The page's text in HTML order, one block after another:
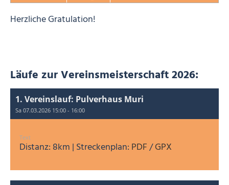
Herzliche Gratulation!
Läufe zur Vereinsmeisterschaft 2026:
1. Vereinslauf: Pulverhaus Muri
Sa 07.03.2026 15:00 - 16:00
Text
Distanz: 8km | Streckenplan: PDF/GPX